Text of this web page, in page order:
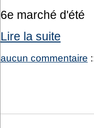
6e marché d'été
Lire la suite
aucun commentaire